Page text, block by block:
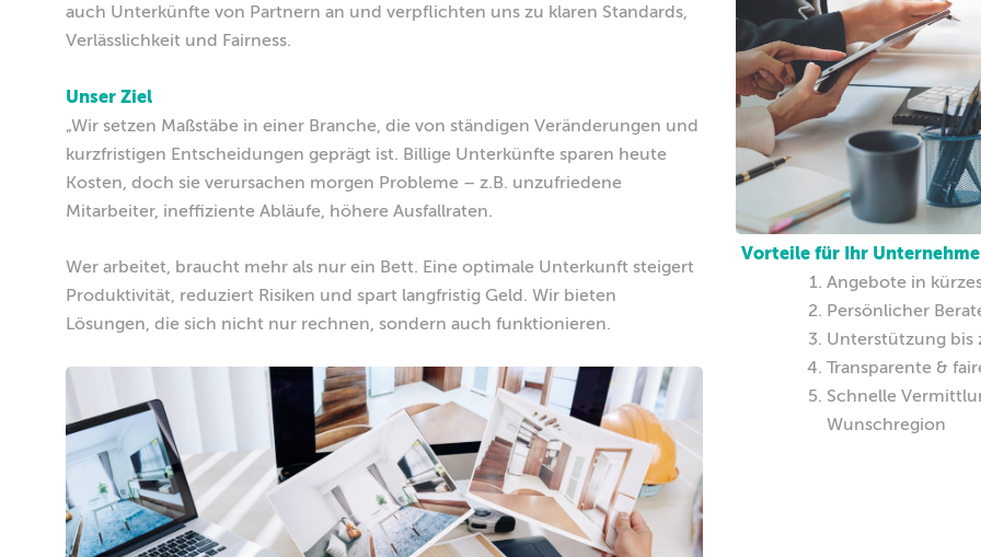
auch Unterkünfte von Partnern an und verpflichten uns zu klaren Standards,
Verlässlichkeit und Fairness.
Unser Ziel
„Wir setzen Maßstäbe in einer Branche, die von ständigen Veränderungen und
kurzfristigen Entscheidungen geprägt ist. Billige Unterkünfte sparen heute
Kosten, doch sie verursachen morgen Probleme – z.B. unzufriedene
Mitarbeiter, ineffiziente Abläufe, höhere Ausfallraten.
Wer arbeitet, braucht mehr als nur ein Bett. Eine optimale Unterkunft steigert
Produktivität, reduziert Risiken und spart langfristig Geld. Wir bieten
Lösungen, die sich nicht nur rechnen, sondern auch funktionieren.
Vorteile für Ihr
Angebote in
Persönlicher
Unterstützung bis
Transparente &
Schnelle
Wunschregion